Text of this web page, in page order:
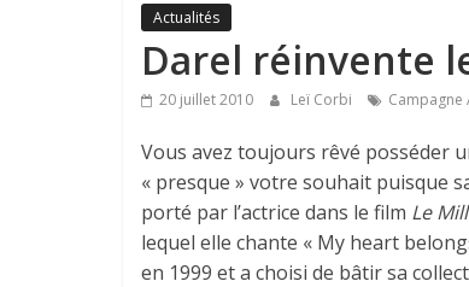
Actualités
Darel réinvente
20 juillet 2010 Leï Corbi Campagne
Vous avez toujours rêvé posséder
« presque » votre souhait puisque
porté par l’actrice dans le film Le
lequel elle chante « My heart
en 1999 et a choisi de bâtir sa